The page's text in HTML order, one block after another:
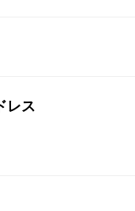
レス